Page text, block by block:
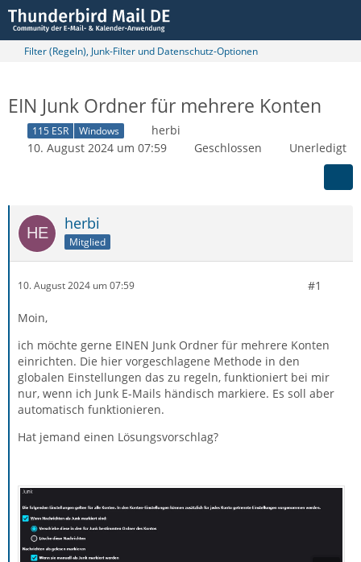
Filter (Regeln), Junk-Filter und Datenschutz-Optionen
EIN Junk Ordner für mehrere Konten
115 ESR Windows
herbi
10. August 2024 um 07:59
Geschlossen Unerledigt
herbi
Mitglied
10. August 2024 um 07:59 #1
Moin,
ich möchte gerne EINEN Junk Ordner für mehrere Konten
einrichten. Die hier vorgeschlagene Methode in den
globalen Einstellungen das zu regeln, funktioniert bei mir
nur, wenn ich Junk E-Mails händisch markiere. Es soll aber
automatisch funktionieren.
Hat jemand einen Lösungsvorschlag?